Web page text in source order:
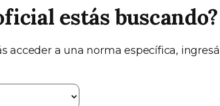
estás buscando?
acceder a una norma específica, ingresá